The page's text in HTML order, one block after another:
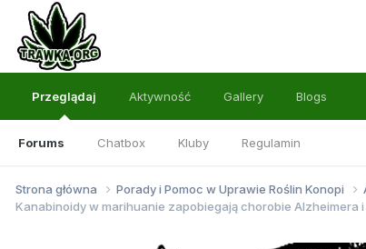
Przeglądaj
Forums Chatbox Kluby Regulamin
Aktywność Gallery Blogs
Strona główna Porady i Pomoc w Uprawie Roślin Konopi
Kanabinoidy w marihuanie zapobiegają chorobie